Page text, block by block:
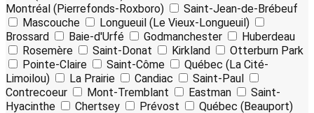
Montréal (Pierrefonds-Roxboro)
Saint-Jean-de-Brébeuf
Mascouche
Longueuil (Le Vieux-Longueuil)
Brossard
Baie-d'Urfé Godmanchester
Huberdeau
Rosemère
Saint-Donat Kirkland
Otterburn Park
Pointe-Claire
Saint-Côme
Québec (La Cité-
Limoilou)
La Prairie Candiac
Saint-Paul
Contrecoeur
Mont-Tremblant Eastman
Saint-
Hyacinthe
Chertsey Prévost
Québec (Beauport)